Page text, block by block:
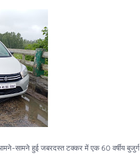
आमने-सामने हुई जबरदस्त टक्कर में एक 60 वर्षीय बुजुर्ग